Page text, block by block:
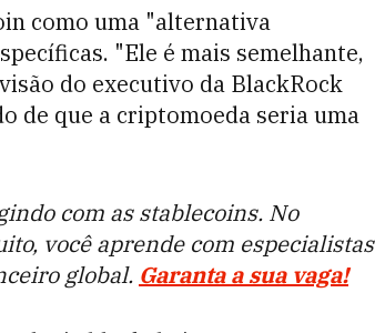
como uma "alternativa
"Ele é mais semelhante,
do executivo da BlackRock
de que a criptomoeda seria uma
com as stablecoins. No
você aprende com especialistas
global. Garanta a sua vaga!